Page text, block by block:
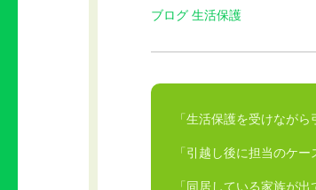
ブログ 生活保護
「生活保護を受けなが
「引越し後に担当のケ
「同居している家族が出